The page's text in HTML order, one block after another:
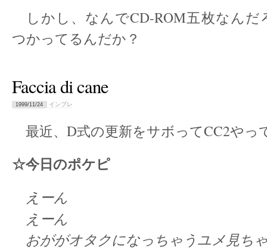
しかし、なんでCD-ROM五枚なん
つかってるんだか？
Faccia di cane
1999/11/24 インプレ
最近、D式の更新をサボってCC2やっ
☆今日のポケピ
えーん
えーん
おががオタクになっちゃうユメ見ち